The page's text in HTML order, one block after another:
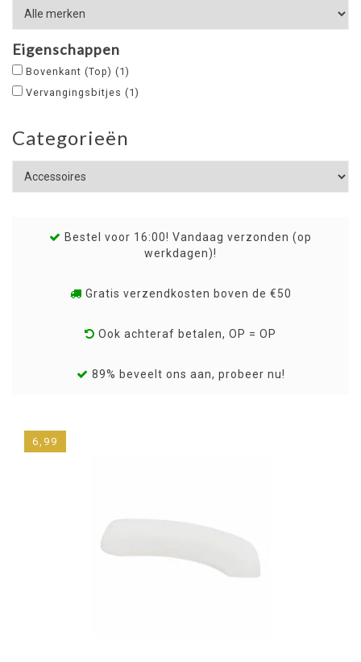
Eigenschappen
Bovenkant (Top) (1)
Vervangingsbitjes (1)
Categorieën
Bestel voor 16:00! Vandaag verzonden (op
werkdagen)!
Gratis verzendkosten boven de €50
Ook achteraf betalen, OP = OP
89% beveelt ons aan, probeer nu!
6,99